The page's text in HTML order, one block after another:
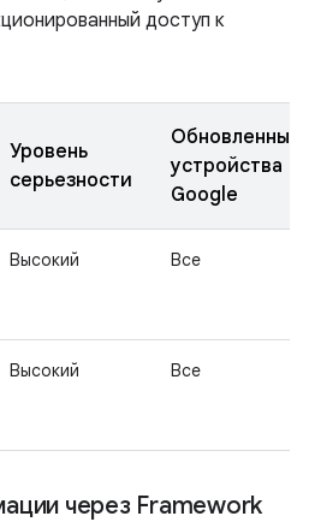
доступ к
Уровень
серьезности
Обновленные
устройства
Google
Высокий Все
Высокий Все
через Framework